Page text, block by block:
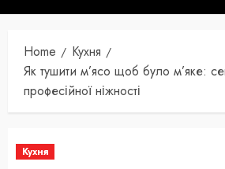
Menu
Home
Кухня
Як тушити м’ясо щоб було м’яке:
професійної ніжності
Кухня